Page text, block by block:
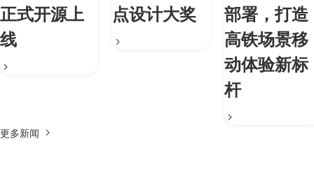
正式开源上
线
点设计大奖
部署，打造
高铁场景移
动体验新标
杆
更多新闻